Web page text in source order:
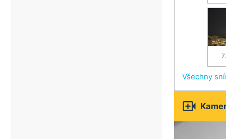
Všechny
